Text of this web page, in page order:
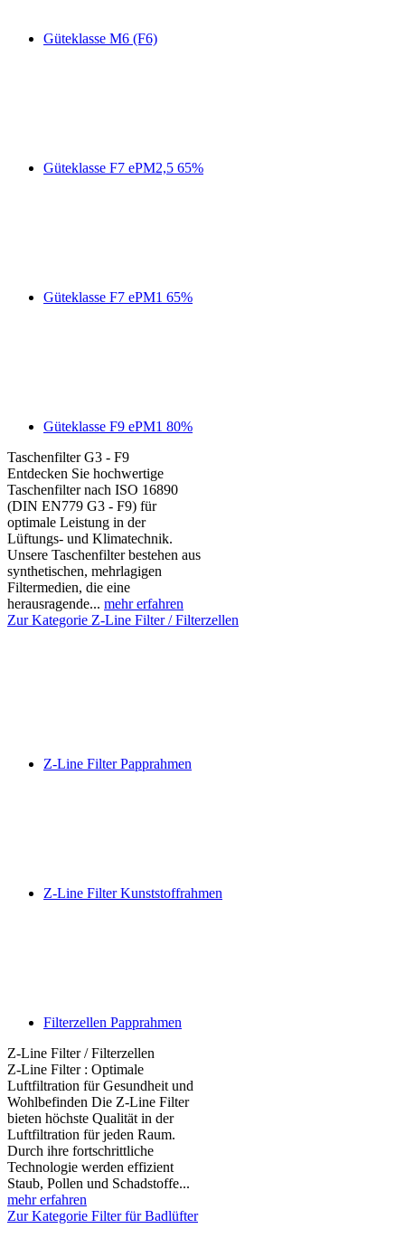
Güteklasse M6 (F6)
Güteklasse F7 ePM2,5 65%
Güteklasse F7 ePM1 65%
Güteklasse F9 ePM1 80%
Taschenfilter G3 - F9
Entdecken Sie hochwertige
Taschenfilter nach ISO 16890
(DIN EN779 G3 - F9) für
optimale Leistung in der
Lüftungs- und Klimatechnik.
Unsere Taschenfilter bestehen aus
synthetischen, mehrlagigen
Filtermedien, die eine
herausragende... mehr erfahren
Zur Kategorie Z-Line Filter / Filterzellen
Z-Line Filter Papprahmen
Z-Line Filter Kunststoffrahmen
Filterzellen Papprahmen
Z-Line Filter / Filterzellen
Z-Line Filter : Optimale
Luftfiltration für Gesundheit und
Wohlbefinden Die Z-Line Filter
bieten höchste Qualität in der
Luftfiltration für jeden Raum.
Durch ihre fortschrittliche
Technologie werden effizient
Staub, Pollen und Schadstoffe...
mehr erfahren
Zur Kategorie Filter für Badlüfter